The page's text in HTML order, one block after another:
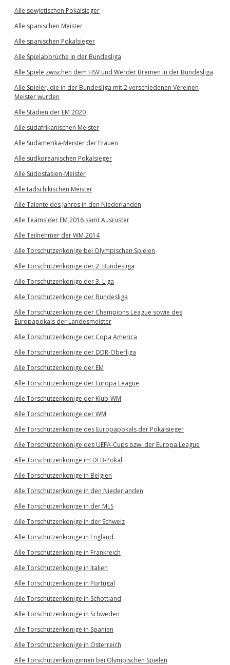
Alle sowjetischen Pokalsieger
Alle spanischen Meister
Alle spanischen Pokalsieger
Alle Spielabbrüche in der Bundesliga
Alle Spiele zwischen dem HSV und Werder Bremen in der Bundesliga
Alle Spieler, die in der Bundesliga mit 2 verschiedenen Vereinen
Meister wurden
Alle Stadien der EM 2020
Alle südafrikanischen Meister
Alle Südamerika-Meister der Frauen
Alle südkoreanischen Pokalsieger
Alle Südostasien-Meister
Alle tadschikischen Meister
Alle Talente des Jahres in den Niederlanden
Alle Teams der EM 2016 samt Ausrüster
Alle Teilnehmer der WM 2014
Alle Torschützenkönige bei Olympischen Spielen
Alle Torschützenkönige der 2. Bundesliga
Alle Torschützenkönige der 3. Liga
Alle Torschützenkönige der Bundesliga
Alle Torschützenkönige der Champions League sowie des
Europapokals der Landesmeister
Alle Torschützenkönige der Copa America
Alle Torschützenkönige der DDR-Oberliga
Alle Torschützenkönige der EM
Alle Torschützenkönige der Europa League
Alle Torschützenkönige der Klub-WM
Alle Torschützenkönige der WM
Alle Torschützenkönige des Europapokals der Pokalsieger
Alle Torschützenkönige des UEFA-Cups bzw. der Europa League
Alle Torschützenkönige im DFB-Pokal
Alle Torschützenkönige in Belgien
Alle Torschützenkönige in den Niederlanden
Alle Torschützenkönige in der MLS
Alle Torschützenkönige in der Schweiz
Alle Torschützenkönige in England
Alle Torschützenkönige in Frankreich
Alle Torschützenkönige in Italien
Alle Torschützenkönige in Portugal
Alle Torschützenkönige in Schottland
Alle Torschützenkönige in Schweden
Alle Torschützenkönige in Spanien
Alle Torschützenkönige in Österreich
Alle Torschützenköniginnen bei Olympischen Spielen